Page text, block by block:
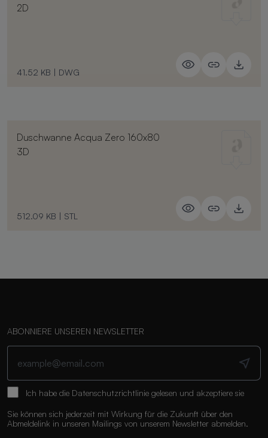
2D
41.52 KB | DWG
Duschwanne Acqua Zero 160x80
3D
512.09 KB | STL
ABONNIERE UNSEREN NEWSLETTER
Ich habe die Datenschutzrichtlinie gelesen und akzeptiere sie
Sie können sich jederzeit mit Wirkung für die Zukunft über den
Abmeldelink in unseren Mailings von unserem Newsletter abmelden.